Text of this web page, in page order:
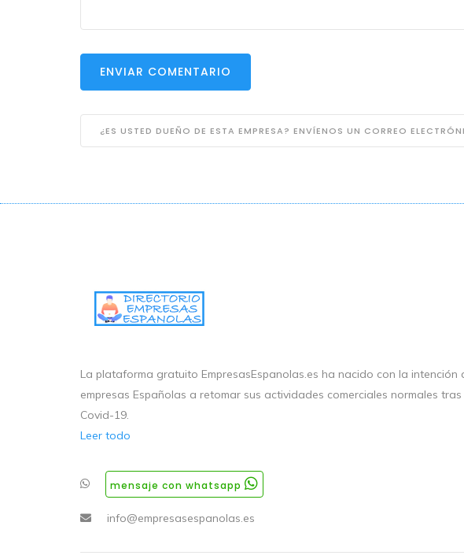
ENVIAR COMENTARIO
¿ES USTED DUEÑO DE ESTA EMPRESA? ENVÍENOS UN CORREO
La plataforma gratuito EmpresasEspanolas.es ha nacido con la intención
empresas Españolas a retomar sus actividades comerciales normales
Covid-19.
Leer todo
mensaje con whatsapp
info@empresasespanolas.es